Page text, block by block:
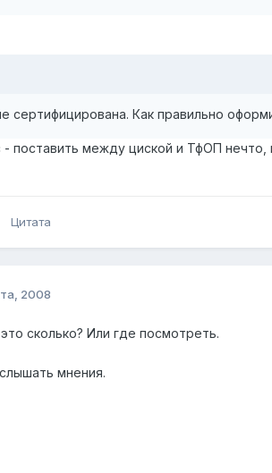
сертифицирована. Как правильно
- поставить между циской и ТфОП
Цитата
2008
сколько? Или где посмотреть.
мнения.